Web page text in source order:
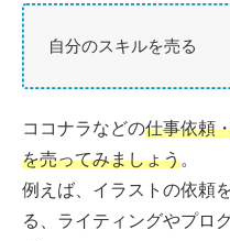
自分のスキルを売る
ココナラなどの仕事依頼
を売ってみましょう。
例えば、イラストの依頼
る、ライティングやプロ